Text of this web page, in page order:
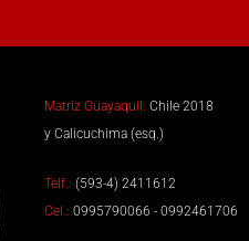
Matriz Guayaquil: Chile 2018
y Calicuchima (esq.)
Telf.: (593-4) 2411612
Cel.: 0995790066 - 0992461706